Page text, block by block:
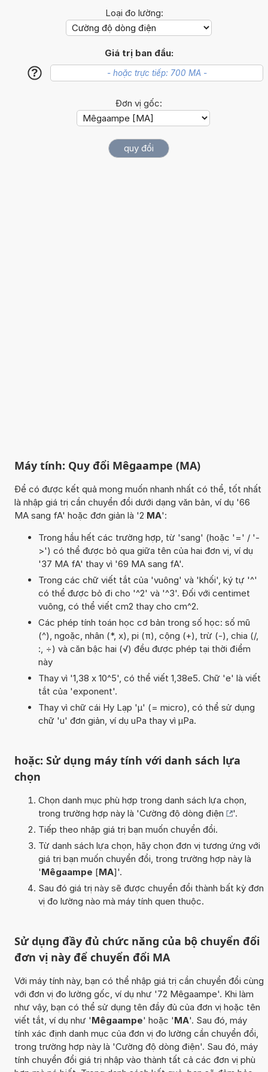
Loại đo lường:
Giá trị ban đầu:
?
Đơn vị gốc:
Máy tính: Quy đổi Mêgaampe (MA)
Để có được kết quả mong muốn nhanh nhất có thể, tốt nhất
là nhập giá trị cần chuyển đổi dưới dạng văn bản, ví dụ '66
MA sang fA' hoặc đơn giản là '2 MA':
Trong hầu hết các trường hợp, từ 'sang' (hoặc '=' / '-
>') có thể được bỏ qua giữa tên của hai đơn vị, ví dụ
'37 MA fA' thay vì '69 MA sang fA'.
Trong các chữ viết tắt của 'vuông' và 'khối', ký tự '^'
có thể được bỏ đi cho '^2' và '^3'. Đối với centimet
vuông, có thể viết cm2 thay cho cm^2.
Các phép tính toán học cơ bản trong số học: số mũ
(^), ngoặc, nhân (*, x), pi (π), cộng (+), trừ (-), chia (/,
:, ÷) và căn bậc hai (√) đều được phép tại thời điểm
này
Thay vì '1,38 x 10^5', có thể viết 1,38e5. Chữ 'e' là viết
tắt của 'exponent'.
Thay vì chữ cái Hy Lạp 'µ' (= micro), có thể sử dụng
chữ 'u' đơn giản, ví dụ uPa thay vì µPa.
hoặc: Sử dụng máy tính với danh sách lựa
chọn
Chọn danh mục phù hợp trong danh sách lựa chọn,
trong trường hợp này là 'Cường độ dòng điện
'.
Tiếp theo nhập giá trị bạn muốn chuyển đổi.
Từ danh sách lựa chọn, hãy chọn đơn vị tương ứng với
giá trị bạn muốn chuyển đổi, trong trường hợp này là
'Mêgaampe [MA]'.
Sau đó giá trị này sẽ được chuyển đổi thành bất kỳ đơn
vị đo lường nào mà máy tính quen thuộc.
Sử dụng đầy đủ chức năng của bộ chuyển đổi
đơn vị này để chuyển đổi MA
Với máy tính này, bạn có thể nhập giá trị cần chuyển đổi cùng
với đơn vị đo lường gốc, ví dụ như '72 Mêgaampe'. Khi làm
như vậy, bạn có thể sử dụng tên đầy đủ của đơn vị hoặc tên
viết tắt, ví dụ như 'Mêgaampe' hoặc 'MA'. Sau đó, máy
tính xác định danh mục của đơn vị đo lường cần chuyển đổi,
trong trường hợp này là 'Cường độ dòng điện'. Sau đó, máy
tính chuyển đổi giá trị nhập vào thành tất cả các đơn vị phù